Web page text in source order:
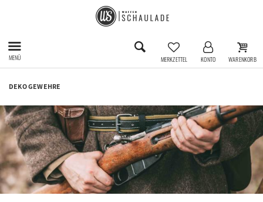
MENÜ MERKZETTEL KONTO WARENKORB
DEKO GEWEHRE